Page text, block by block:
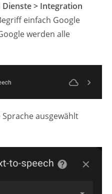
Dienste> Integration
einfach Google
werden alle
ausgewählt